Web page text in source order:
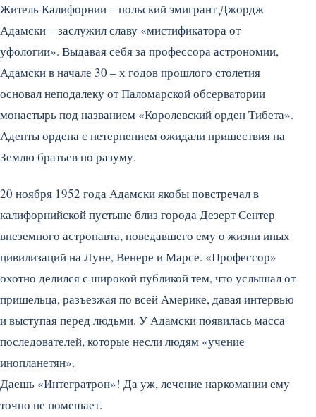
Житель Калифорнии – польский эмигрант Джордж
Адамски – заслужил славу «мистификатора от
уфологии». Выдавая себя за профессора астрономии,
Адамски в начале 30 – х годов прошлого столетия
основал неподалеку от Паломарской обсерватории
монастырь под названием «Королевский орден Тибета».
Адепты ордена с нетерпением ожидали пришествия на
Землю братьев по разуму.
20 ноября 1952 года Адамски якобы повстречал в
калифорнийской пустыне близ города Дезерт Сентер
внеземного астронавта, поведавшего ему о жизни иных
цивилизаций на Луне, Венере и Марсе. «Профессор»
охотно делился с широкой публикой тем, что услышал от
пришельца, разъезжая по всей Америке, давая интервью
и выступая перед людьми. У Адамски появилась масса
последователей, которые несли людям «учение
инопланетян».
Даешь «Интегратрон»! Да уж, лечение наркомании ему
точно не помешает.